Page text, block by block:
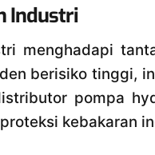
Industri
menghadapi
berisiko tinggi,
pompa
kebakaran